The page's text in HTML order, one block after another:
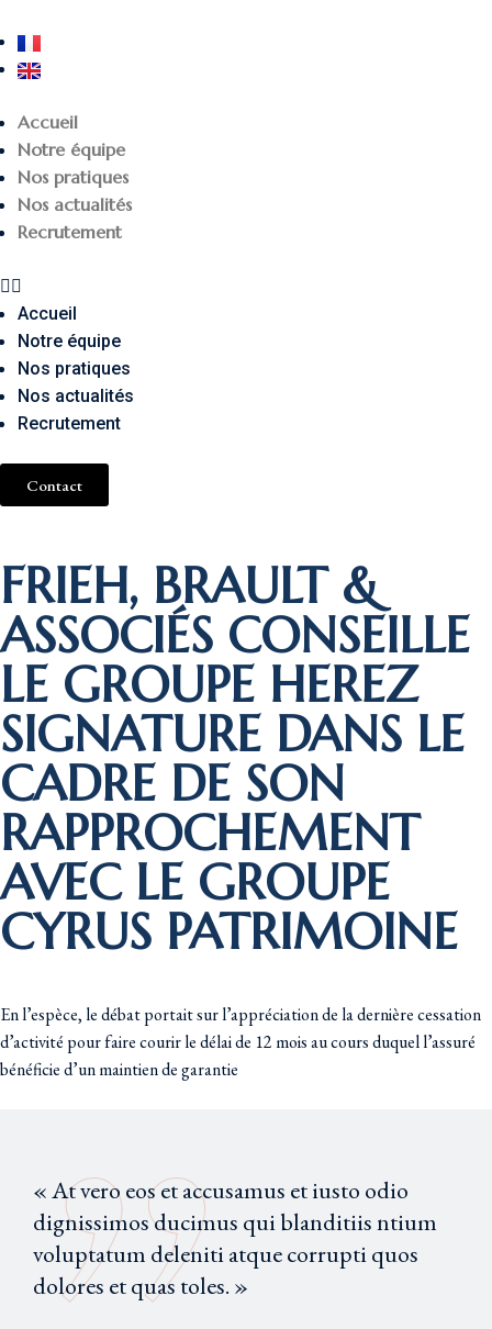
Accueil
Notre équipe
Nos pratiques
Nos actualités
Recrutement
Accueil
Notre équipe
Nos pratiques
Nos actualités
Recrutement
Contact
FRIEH, BRAULT &
ASSOCIÉS CONSEILLE
LE GROUPE HEREZ
SIGNATURE DANS LE
CADRE DE SON
RAPPROCHEMENT
AVEC LE GROUPE
CYRUS PATRIMOINE
En l’espèce, le débat portait sur l’appréciation de la dernière cessation
d’activité pour faire courir le délai de 12 mois au cours duquel l’assuré
bénéficie d’un maintien de garantie
« At vero eos et accusamus et iusto odio
dignissimos ducimus qui blanditiis ntium
voluptatum deleniti atque corrupti quos
dolores et quas toles. »